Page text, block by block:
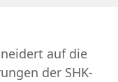
auf die
der SHK-